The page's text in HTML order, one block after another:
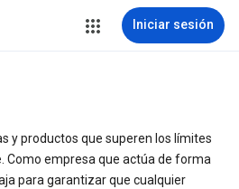
Iniciar sesión
y productos que superen los límites
Como empresa que actúa de forma
para garantizar que cualquier